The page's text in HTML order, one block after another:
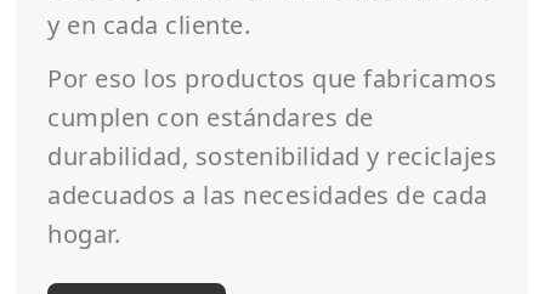
y en cada cliente.
Por eso los productos que fabricamos
cumplen con estándares de
durabilidad, sostenibilidad y reciclajes
adecuados a las necesidades de cada
hogar.